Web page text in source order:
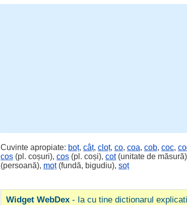
Cuvinte apropiate: boț, câț, cloț, co, coa, cob, coc,
coș (pl. coșuri), coș (pl. coși), cot(unitate de
(persoană), moț(fundă, bigudiu), soț
Widget WebDex - Ia cu tine dictionarul